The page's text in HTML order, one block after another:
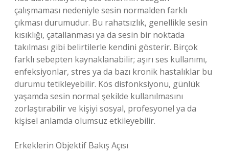
çalışmaması nedeniyle sesin normalden farklı
çıkması durumudur. Bu rahatsızlık, genellikle sesin
kısıklığı, çatallanması ya da sesin bir noktada
takılması gibi belirtilerle kendini gösterir. Birçok
farklı sebepten kaynaklanabilir; aşırı ses kullanımı,
enfeksiyonlar, stres ya da bazı kronik hastalıklar bu
durumu tetikleyebilir. Kös disfonksiyonu, günlük
yaşamda sesin normal şekilde kullanılmasını
zorlaştırabilir ve kişiyi sosyal, profesyonel ya da
kişisel anlamda olumsuz etkileyebilir.
Erkeklerin Objektif Bakış Açısı